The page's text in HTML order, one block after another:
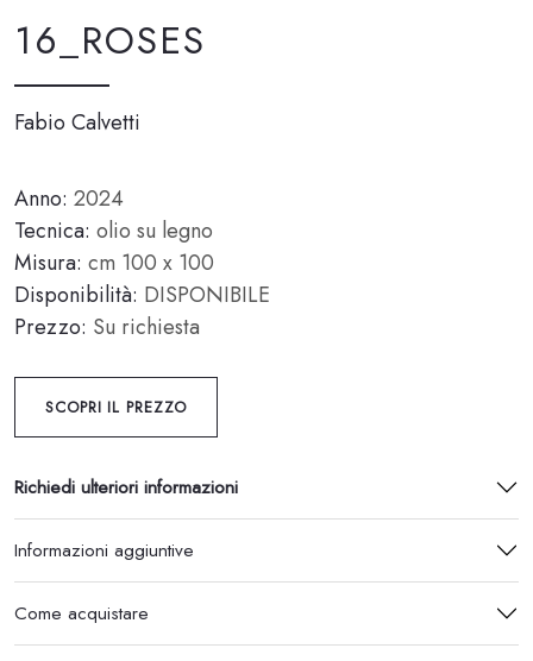
16_ROSES
Fabio Calvetti
Anno: 2024
Tecnica: olio su legno
Misura: cm 100 x 100
Disponibilità: DISPONIBILE
Prezzo: Su richiesta
SCOPRI IL PREZZO
Richiedi ulteriori informazioni
Informazioni aggiuntive
Come acquistare